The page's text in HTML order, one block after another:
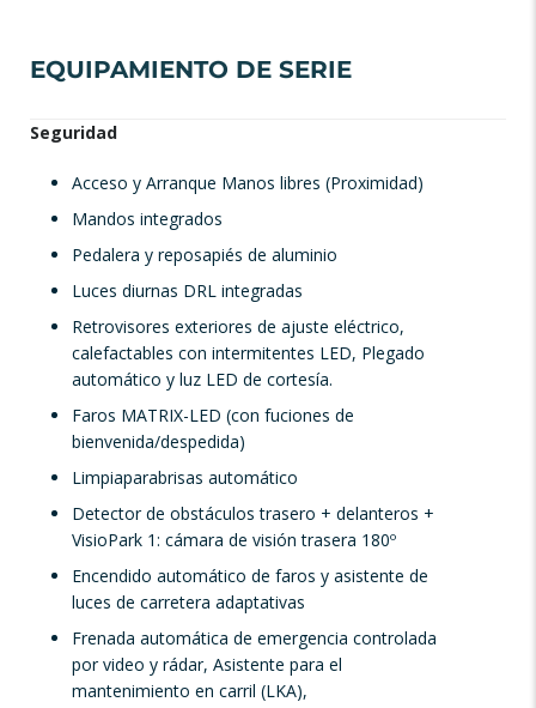
EQUIPAMIENTO DE SERIE
Seguridad
Acceso y Arranque Manos libres (Proximidad)
Mandos integrados
Pedalera y reposapiés de aluminio
Luces diurnas DRL integradas
Retrovisores exteriores de ajuste eléctrico,
calefactables con intermitentes LED, Plegado
automático y luz LED de cortesía.
Faros MATRIX-LED (con fuciones de
bienvenida/despedida)
Limpiaparabrisas automático
Detector de obstáculos trasero + delanteros +
VisioPark 1: cámara de visión trasera 180º
Encendido automático de faros y asistente de
luces de carretera adaptativas
Frenada automática de emergencia controlada
por video y rádar, Asistente para el
mantenimiento en carril (LKA),